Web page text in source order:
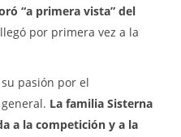
“a primera vista” del
por primera vez a la
pasión por el
La familia Sisterna
a la competición y a la